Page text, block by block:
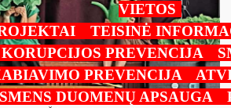
VIETOS
TEISINĖ
KORUPCIJOS PREVENCIJA
PREVENCIJA
DUOMENŲ APSAUGA